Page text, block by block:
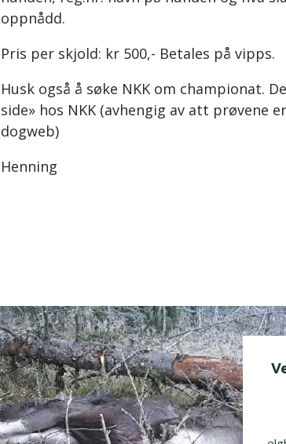
oppnådd.
Pris per skjold: kr 500,- Betales på vipps.
Husk også å søke NKK om championat.
side» hos NKK (avhengig av att prøvene
dogweb)
Henning